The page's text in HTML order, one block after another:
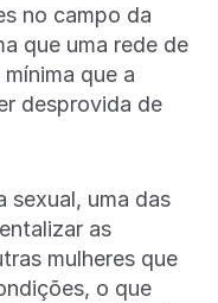
no campo da
que uma rede de
que a
desprovida de
sexual, uma das
as
mulheres que
o que